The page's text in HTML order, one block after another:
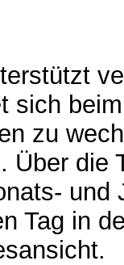
sich
zu
Über die
Tag in